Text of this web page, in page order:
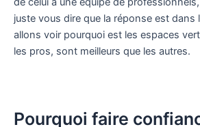
juste vous dire que la réponse est dans
allons voir pourquoi est les espaces
les pros, sont meilleurs que les autres.
Pourquoi faire